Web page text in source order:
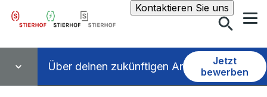
Kontaktieren Sie unsSuche
Über deinen zukünftigen Arbeitsplatz
Jetzt
bewerben